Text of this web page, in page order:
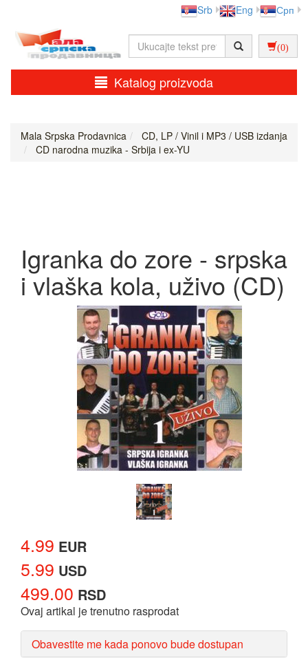
Srb Eng Срп
(0)
Katalog proizvoda
Mala Srpska Prodavnica
CD, LP / Vinil i MP3 / USB izdanja
CD narodna muzika - Srbija i ex-YU
Igranka do zore - srpska
i vlaška kola, uživo (CD)
4.99 EUR
5.99 USD
499.00 RSD
Ovaj artikal je trenutno rasprodat
Obavestite me kada ponovo bude dostupan